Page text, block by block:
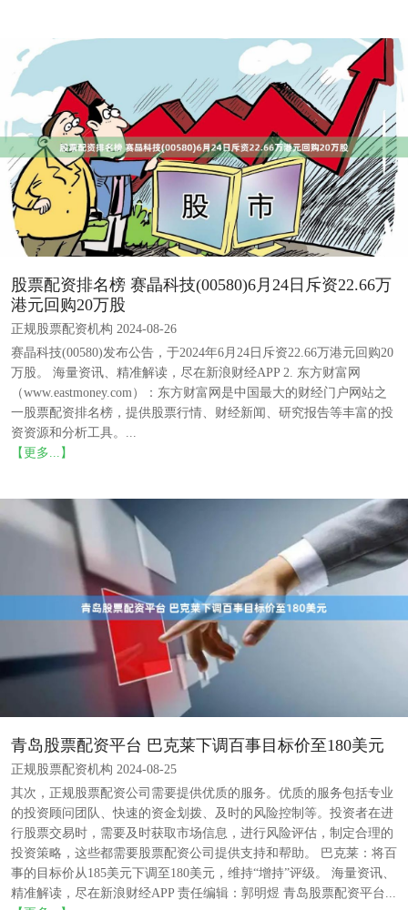
股票配资排名榜 赛晶科技(00580)6月24日斥资22.66万
港元回购20万股
正规股票配资机构 2024-08-26
赛晶科技(00580)发布公告，于2024年6月24日斥资22.66万港元回购20
万股。 海量资讯、精准解读，尽在新浪财经APP 2. 东方财富网
（www.eastmoney.com）：东方财富网是中国最大的财经门户网站之
一股票配资排名榜，提供股票行情、财经新闻、研究报告等丰富的投
资资源和分析工具。...
【更多...】
青岛股票配资平台 巴克莱下调百事目标价至180美元
正规股票配资机构 2024-08-25
其次，正规股票配资公司需要提供优质的服务。优质的服务包括专业
的投资顾问团队、快速的资金划拨、及时的风险控制等。投资者在进
行股票交易时，需要及时获取市场信息，进行风险评估，制定合理的
投资策略，这些都需要股票配资公司提供支持和帮助。 巴克莱：将百
事的目标价从185美元下调至180美元，维持“增持”评级。 海量资讯、
精准解读，尽在新浪财经APP 责任编辑：郭明煜 青岛股票配资平台...